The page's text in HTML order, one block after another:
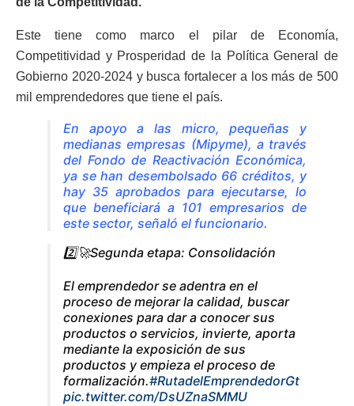
Este tiene como marco el pilar de Economía,
Competitividad y Prosperidad de la Política General de
Gobierno 2020-2024 y busca fortalecer a los más de 500
mil emprendedores que tiene el país.
En apoyo a las micro, pequeñas y
medianas empresas (Mipyme), a través
del Fondo de Reactivación Económica,
ya se han desembolsado 66 créditos, y
hay 35 aprobados para ejecutarse, lo
que beneficiará a 101 empresarios de
este sector, señaló el funcionario.
2️⃣🚀Segunda etapa: Consolidación
El emprendedor se adentra en el
proceso de mejorar la calidad, buscar
conexiones para dar a conocer sus
productos o servicios, invierte, aporta
mediante la exposición de sus
productos y empieza el proceso de
formalización.#RutadelEmprendedorGt
pic.twitter.com/DsUZnaSMMU